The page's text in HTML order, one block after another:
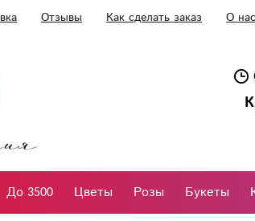
Отзывы Как сделать заказ О нас
До 3500 Цветы Розы Букеты